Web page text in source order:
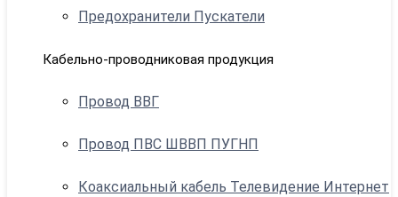
Предохранители Пускатели
Кабельно-проводниковая продукция
Провод ВВГ
Провод ПВС ШВВП ПУГНП
Коаксиальный кабель Телевидение Интернет